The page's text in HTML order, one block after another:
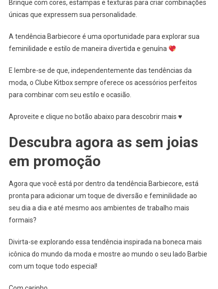
Brinque com cores, estampas e texturas para criar combinações
únicas que expressem sua personalidade.
A tendência Barbiecore é uma oportunidade para explorar sua
feminilidade e estilo de maneira divertida e genuína
E lembre-se de que, independentemente das tendências da
moda, o Clube Kitbox sempre oferece os acessórios perfeitos
para combinar com seu estilo e ocasião.
Aproveite e clique no botão abaixo para descobrir mais ♥
Descubra agora as sem joias
em promoção
Agora que você está por dentro da tendência Barbiecore, está
pronta para adicionar um toque de diversão e feminilidade ao
seu dia a dia e até mesmo aos ambientes de trabalho mais
formais?
Divirta-se explorando essa tendência inspirada na boneca mais
icônica do mundo da moda e mostre ao mundo o seu lado Barbie
com um toque todo especial!